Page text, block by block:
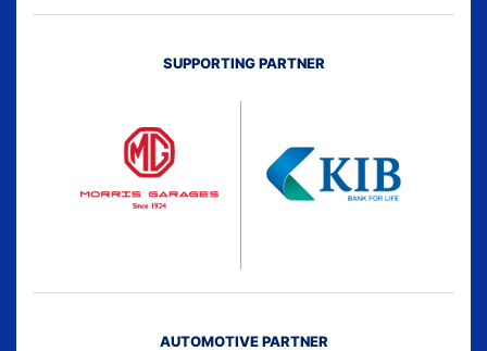
SUPPORTING PARTNER
AUTOMOTIVE PARTNER